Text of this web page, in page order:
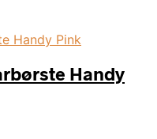
Handy